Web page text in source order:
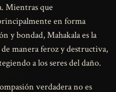
Mientras que
en forma
y bondad, Mahakala es la
manera feroz y destructiva,
a los seres del daño.
verdadera no es